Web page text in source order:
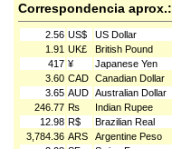
Correspondencia aprox.:
2.56 US$
US Dollar
1.91 UK£
British Pound
417 ¥
Japanese Yen
3.60 CAD Canadian Dollar
3.65 AUD Australian Dollar
246.77 ₨
Indian Rupee
12.98 R$
Brazilian Real
3,784.36 ARS
Argentine Peso